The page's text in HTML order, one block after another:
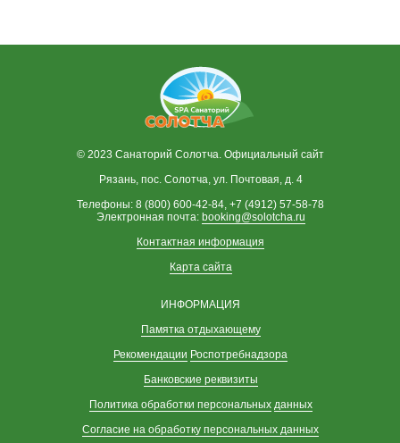
© 2023 Санаторий Солотча. Официальный сайт
Рязань, пос. Солотча, ул. Почтовая, д. 4
Телефоны: 8 (800) 600-42-84, +7 (4912) 57-58-78
Электронная почта: booking@solotcha.ru
Контактная информация
Карта сайта
ИНФОРМАЦИЯ
Памятка отдыхающему
Рекомендации Роспотребнадзора
Банковские реквизиты
Политика обработки персональных данных
Согласие на обработку персональных данных